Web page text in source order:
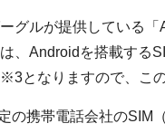
グルが提供している
、Androidを搭載する
となりますので、こ
携帯電話会社のSIM